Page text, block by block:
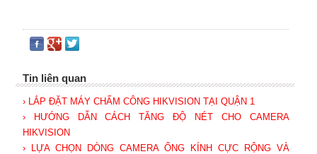
Tin liên quan
› LẮP ĐẶT MÁY CHẤM CÔNG HIKVISION TẠI QUẬN 1
› HƯỚNG DẪN CÁCH TĂNG ĐỘ NÉT CHO CAMERA
HIKVISION
› LỰA CHỌN DÒNG CAMERA ỐNG KÍNH CỰC RỘNG VÀ